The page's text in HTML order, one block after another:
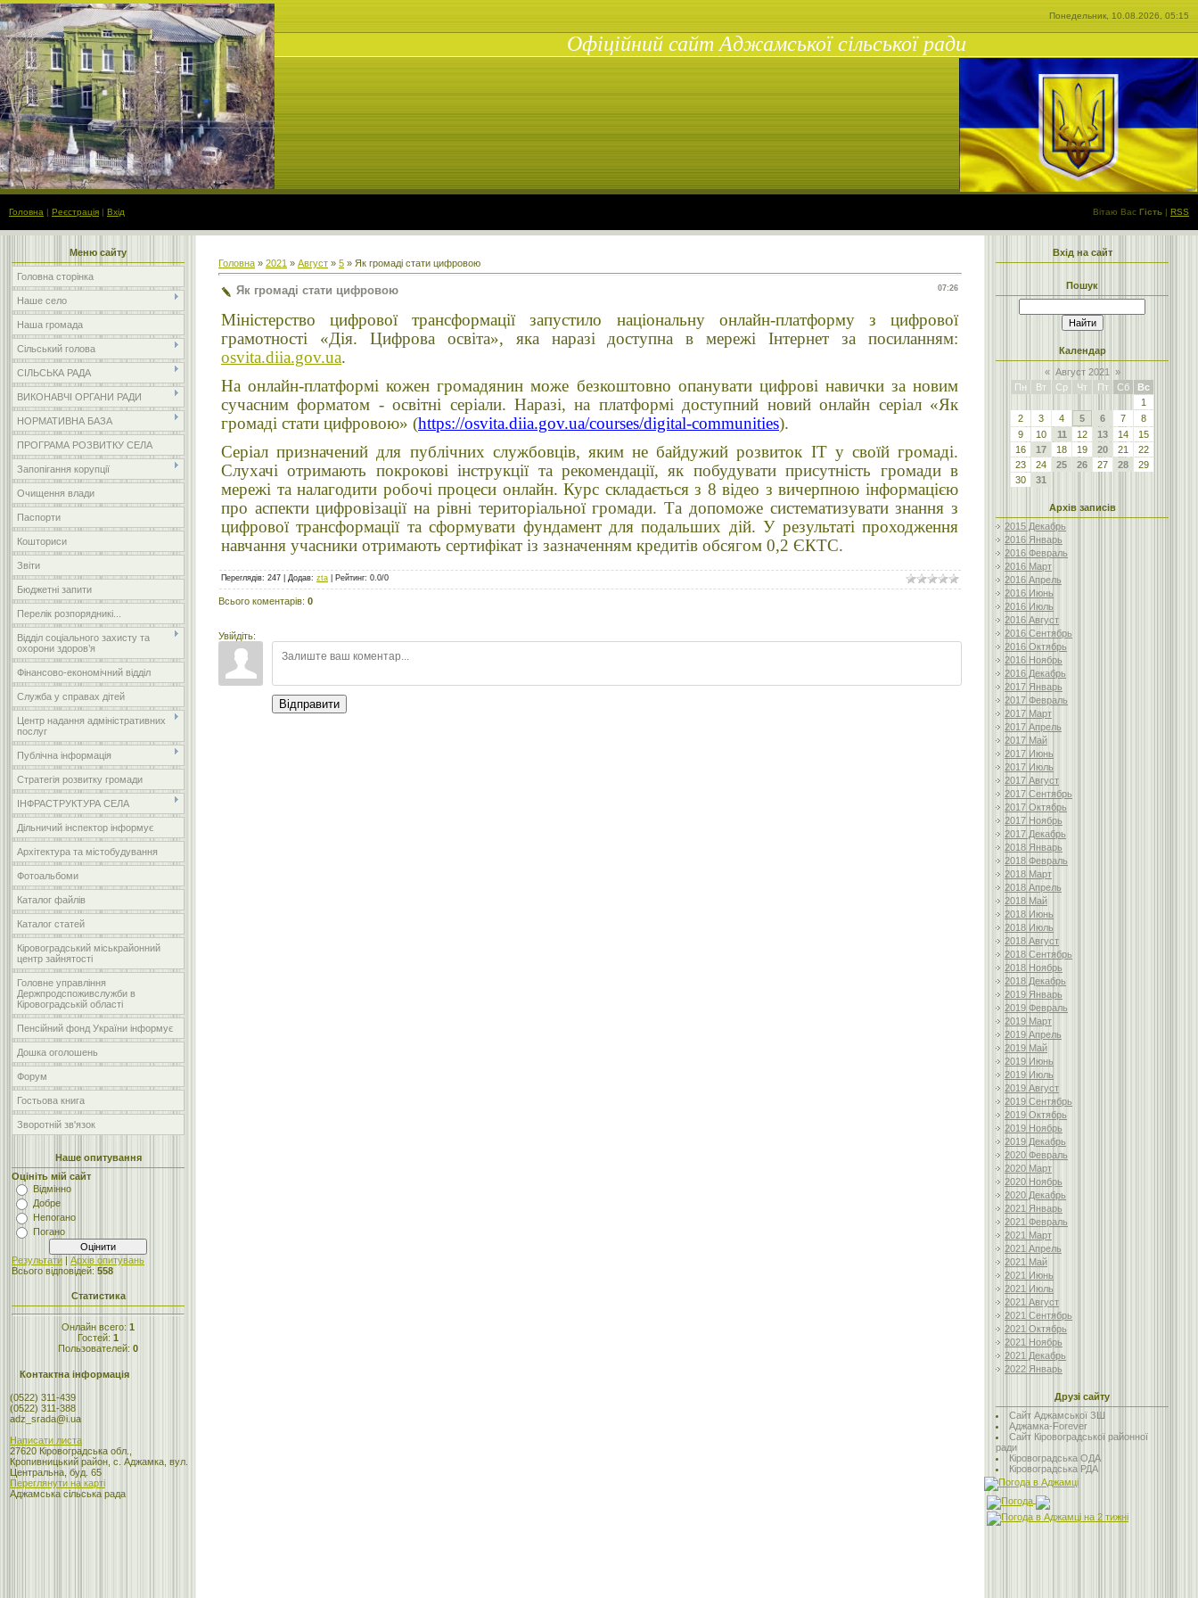
Понедельник, 10.08.2026, 05:15
Офіційний сайт Аджамської сільської ради
Головна | Реєстрація | Вхід Вітаю Вас Гість | RSS
Меню сайту
Головна сторінка
Наше село
Наша громада
Сільський голова
СІЛЬСЬКА РАДА
ВИКОНАВЧІ ОРГАНИ РАДИ
НОРМАТИВНА БАЗА
ПРОГРАМА РОЗВИТКУ СЕЛА
Запопігання корупції
Очищення влади
Паспорти
Кошториси
Звіти
Бюджетні запити
Перелік розпорядникі...
Відділ соціального захисту та
охорони здоров’я
Фінансово-економічний відділ
Служба у справах дітей
Центр надання адміністративних
послуг
Публічна інформація
Стратегія розвитку громади
ІНФРАСТРУКТУРА СЕЛА
Дільничий інспектор інформує
Архітектура та містобудування
Фотоальбоми
Каталог файлів
Каталог статей
Кіровоградський міськрайонний
центр зайнятості
Головне управління
Держпродспоживслужби в
Кіровоградській області
Пенсійний фонд України інформує
Дошка оголошень
Форум
Гостьова книга
Зворотній зв'язок
Наше опитування
Оцініть мій сайт
Відмінно
Добре
Непогано
Погано
Результати | Архів опитувань
Всього відповідей: 558
Статистика
Онлайн всего: 1
Гостей: 1
Пользователей: 0
Контактна інформація
(0522) 311-439
(0522) 311-388
adz_srada@i.ua
Написати листа
27620 Кіровоградська обл.,
Кропивницький район, с. Аджамка, вул.
Центральна, буд. 65
Переглянути на карті
Аджамська сільська рада
Головна » 2021 » Август » 5 » Як громаді стати цифровою
07:26
Як громаді стати цифровою
Міністерство цифрової трансформації запустило національну онлайн-платформу з цифрової
грамотності «Дія. Цифрова освіта», яка наразі доступна в мережі Інтернет за посиланням:
osvita.diia.gov.ua.
На онлайн-платформі кожен громадянин може безкоштовно опанувати цифрові навички за новим
сучасним форматом - освітні серіали. Наразі, на платформі доступний новий онлайн серіал «Як
громаді стати цифровою» (https://osvita.diia.gov.ua/courses/digital-communities).
Серіал призначений для публічних службовців, яким не байдужий розвиток IT у своїй громаді.
Слухачі отримають покрокові інструкції та рекомендації, як побудувати присутність громади в
мережі та налагодити робочі процеси онлайн. Курс складається з 8 відео з вичерпною інформацією
про аспекти цифровізації на рівні територіальної громади. Та допоможе систематизувати знання з
цифрової трансформації та сформувати фундамент для подальших дій. У результаті проходження
навчання учасники отримають сертифікат із зазначенням кредитів обсягом 0,2 ЄКТС.
Переглядів: 247 Додав: zta Рейтинг: 0.0/0
Всього коментарів: 0
Увійдіть:
Відправити
Вхід на сайт
Пошук
Календар
« Август 2021
»
Пн
Вт Ср Чт Пт Сб
Вс
1
2
3 4 5 6 7
8
9
10 11 12 13 14
15
16
17 18 19 20 21
22
23
24 25 26 27 28
29
30
31
Архів записів
2015 Декабрь
2016 Январь
2016 Февраль
2016 Март
2016 Апрель
2016 Июнь
2016 Июль
2016 Август
2016 Сентябрь
2016 Октябрь
2016 Ноябрь
2016 Декабрь
2017 Январь
2017 Февраль
2017 Март
2017 Апрель
2017 Май
2017 Июнь
2017 Июль
2017 Август
2017 Сентябрь
2017 Октябрь
2017 Ноябрь
2017 Декабрь
2018 Январь
2018 Февраль
2018 Март
2018 Апрель
2018 Май
2018 Июнь
2018 Июль
2018 Август
2018 Сентябрь
2018 Ноябрь
2018 Декабрь
2019 Январь
2019 Февраль
2019 Март
2019 Апрель
2019 Май
2019 Июнь
2019 Июль
2019 Август
2019 Сентябрь
2019 Октябрь
2019 Ноябрь
2019 Декабрь
2020 Февраль
2020 Март
2020 Ноябрь
2020 Декабрь
2021 Январь
2021 Февраль
2021 Март
2021 Апрель
2021 Май
2021 Июнь
2021 Июль
2021 Август
2021 Сентябрь
2021 Октябрь
2021 Ноябрь
2021 Декабрь
2022 Январь
Друзі сайту
Сайт Аджамської ЗШ
Аджамка-Forever
Сайт Кіровоградської районної
ради
Кіровоградська ОДА
Кіровоградська РДА